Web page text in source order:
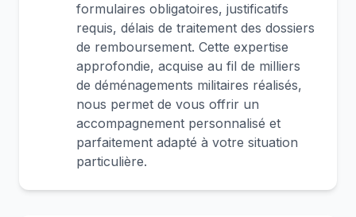
formulaires obligatoires, justificatifs
requis, délais de traitement des dossiers
de remboursement. Cette expertise
approfondie, acquise au fil de milliers
de déménagements militaires réalisés,
nous permet de vous offrir un
accompagnement personnalisé et
parfaitement adapté à votre situation
particulière.